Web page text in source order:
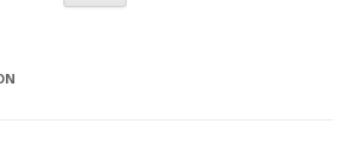
inhoud